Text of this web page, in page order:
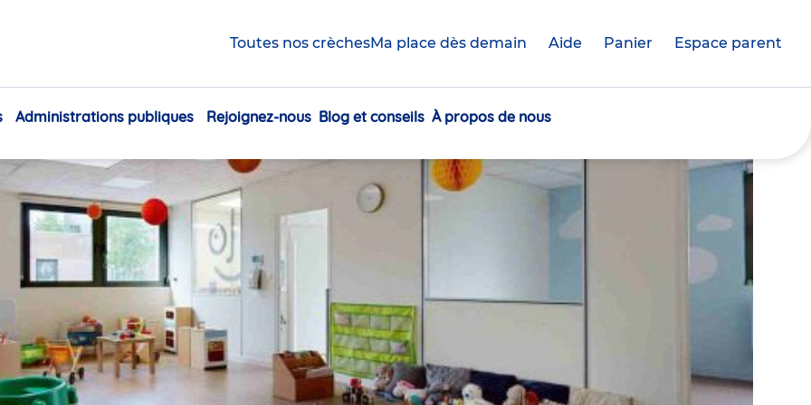
Toutes nos crèchesMa place dès demain Aide Panier crèche(s)
Espace parent
Navigation
Administrations publiques Rejoignez-nous Blog et conseils À propos de nous